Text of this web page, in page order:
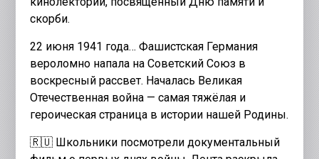
скорби.
22 июня 1941 года… Фашистская Германия
вероломно напала на Советский Союз в
воскресный рассвет. Началась Великая
Отечественная война — самая тяжёлая и
героическая страница в истории нашей Родины.
🇷🇺 Школьники посмотрели документальный